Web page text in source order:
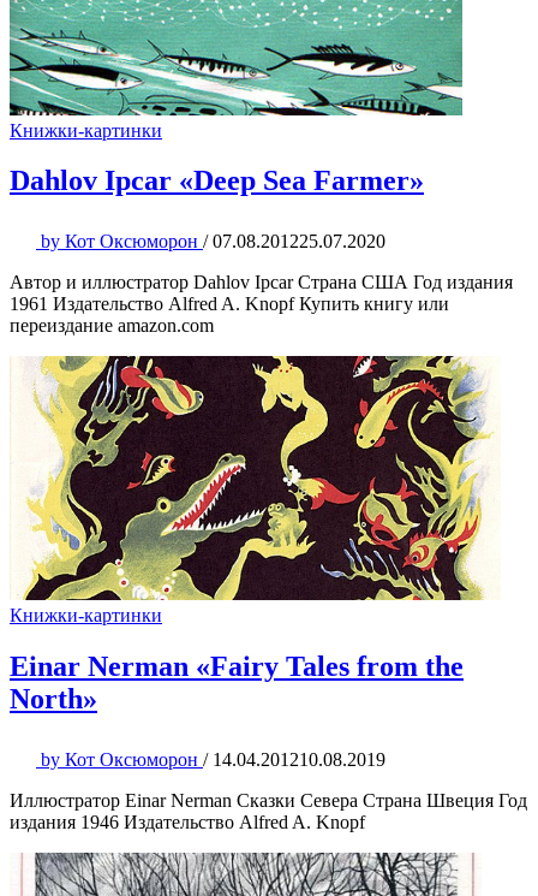
Книжки-картинки
Dahlov Ipcar «Deep Sea Farmer»
by Кот Оксюморон / 07.08.201225.07.2020
Автор и иллюстратор Dahlov Ipcar Страна США Год издания
1961 Издательство Alfred A. Knopf Купить книгу или
переиздание amazon.com
Книжки-картинки
Einar Nerman «Fairy Tales from the
North»
by Кот Оксюморон / 14.04.201210.08.2019
Иллюстратор Einar Nerman Сказки Севера Страна Швеция Год
издания 1946 Издательство Alfred A. Knopf